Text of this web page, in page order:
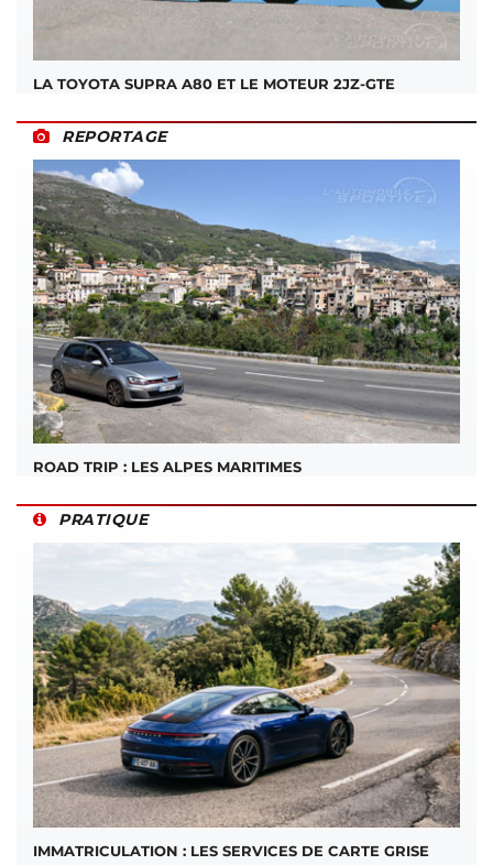
LA TOYOTA SUPRA A80 ET LE MOTEUR 2JZ-GTE
REPORTAGE
ROAD TRIP : LES ALPES MARITIMES
PRATIQUE
IMMATRICULATION : LES SERVICES DE CARTE GRISE